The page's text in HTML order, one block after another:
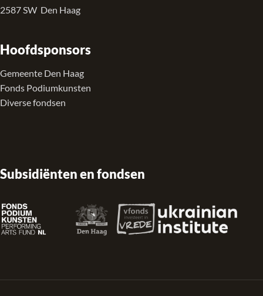
2587 SW Den Haag
Hoofdsponsors
Gemeente Den Haag
Fonds Podiumkunsten
Diverse fondsen
Subsidiënten en fondsen